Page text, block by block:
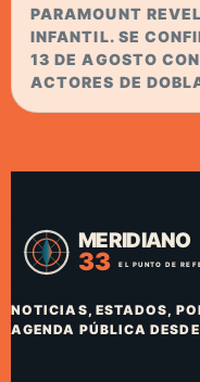
PARAMOUNT
INFANTIL. SE
13 DE AGOSTO
ACTORES DE
NOTICIAS, ESTADOS,
AGENDA PÚBLICA